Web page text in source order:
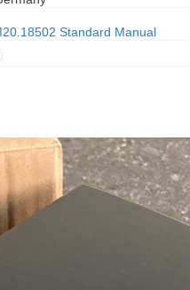
Standard Manual